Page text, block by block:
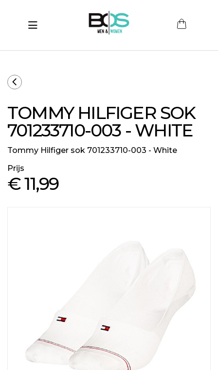
(Men)
(Sale)
Toggle navigation
TOMMY HILFIGER SOK
701233710-003 - WHITE
Tommy Hilfiger sok 701233710-003 - White
Prijs
€ 11,99